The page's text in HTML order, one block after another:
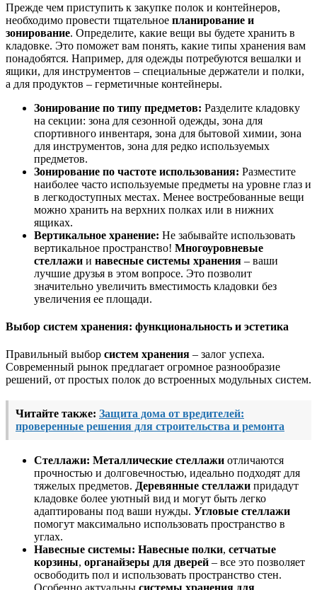
Прежде чем приступить к закупке полок и контейнеров,
необходимо провести тщательное планирование и
зонирование. Определите, какие вещи вы будете хранить в
кладовке. Это поможет вам понять, какие типы хранения вам
понадобятся. Например, для одежды потребуются вешалки и
ящики, для инструментов – специальные держатели и полки,
а для продуктов – герметичные контейнеры.
Зонирование по типу предметов: Разделите кладовку
на секции: зона для сезонной одежды, зона для
спортивного инвентаря, зона для бытовой химии, зона
для инструментов, зона для редко используемых
предметов.
Зонирование по частоте использования: Разместите
наиболее часто используемые предметы на уровне глаз и
в легкодоступных местах. Менее востребованные вещи
можно хранить на верхних полках или в нижних
ящиках.
Вертикальное хранение: Не забывайте использовать
вертикальное пространство! Многоуровневые
стеллажи и навесные системы хранения – ваши
лучшие друзья в этом вопросе. Это позволит
значительно увеличить вместимость кладовки без
увеличения ее площади.
Выбор систем хранения: функциональность и эстетика
Правильный выбор систем хранения – залог успеха.
Современный рынок предлагает огромное разнообразие
решений, от простых полок до встроенных модульных систем.
Читайте также: Защита дома от вредителей:
проверенные решения для строительства и ремонта
Стеллажи: Металлические стеллажи отличаются
прочностью и долговечностью, идеально подходят для
тяжелых предметов. Деревянные стеллажи придадут
кладовке более уютный вид и могут быть легко
адаптированы под ваши нужды. Угловые стеллажи
помогут максимально использовать пространство в
углах.
Навесные системы: Навесные полки, сетчатые
корзины, органайзеры для дверей – все это позволяет
освободить пол и использовать пространство стен.